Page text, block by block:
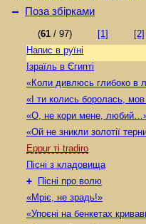
– Поза збірками
(61 / 97) [1]
[2]
Напис в руїні
Ізраїль в Єгипті
«Коли дивлюсь глибоко в
«І ти колись боролась,
«О, не кори мене,
«Ой не зникли золотії
Eppur ті tradiro
Пісні з кладовища
+
Пісні про волю
«Мріє, не зрадь!»
«Упоєні на бенкетах